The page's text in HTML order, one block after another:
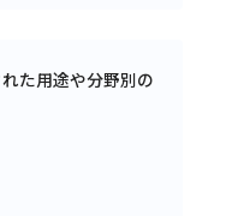
た用途や分野別の